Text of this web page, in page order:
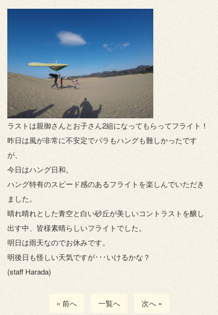
ラストは親御さんとお子さん2組になってもらってフライト！
昨日は風が非常に不安定でパラもハングも難しかったです
が、
今日はハング日和。
ハング特有のスピード感のあるフライトを楽しんでいただき
ました。
晴れ晴れとした青空と白い砂丘が美しいコントラストを醸し
出す中、皆様素晴らしいフライトでした。
明日は雨天なのでお休みです。
明後日も怪しい天気ですが･･･いけるかな？
(staff Harada)
« 前へ 一覧へ 次へ »